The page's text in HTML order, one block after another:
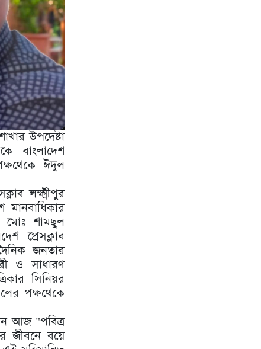
উপদেষ্টা
বাংলাদেশ
ঈদুল
লক্ষ্মীপুর
মানবাধিকার
মোঃ শামছুল
প্রেসক্লাব
জনতার
ও সাধারণ
সিনিয়র
পক্ষথেকে
আজ "পবিত্র
জীবনে বয়ে